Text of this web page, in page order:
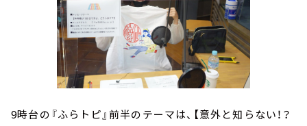
9時台の『ふらトピ』前半のテーマは、【意外と知らない！？